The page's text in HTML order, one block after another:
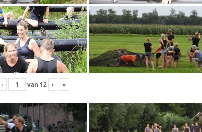
‹ van 12 › »